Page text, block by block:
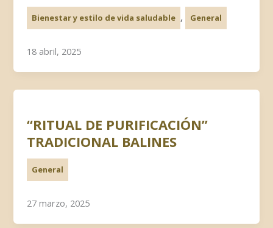
Bienestar y estilo de vida saludable , General
18 abril, 2025
“RITUAL DE PURIFICACIÓN”
TRADICIONAL BALINES
General
27 marzo, 2025